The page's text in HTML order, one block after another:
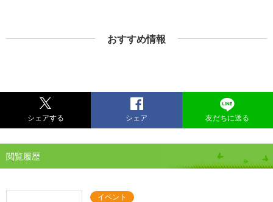
おすすめ情報
シェアする シェア 友だちに送る
閲覧履歴